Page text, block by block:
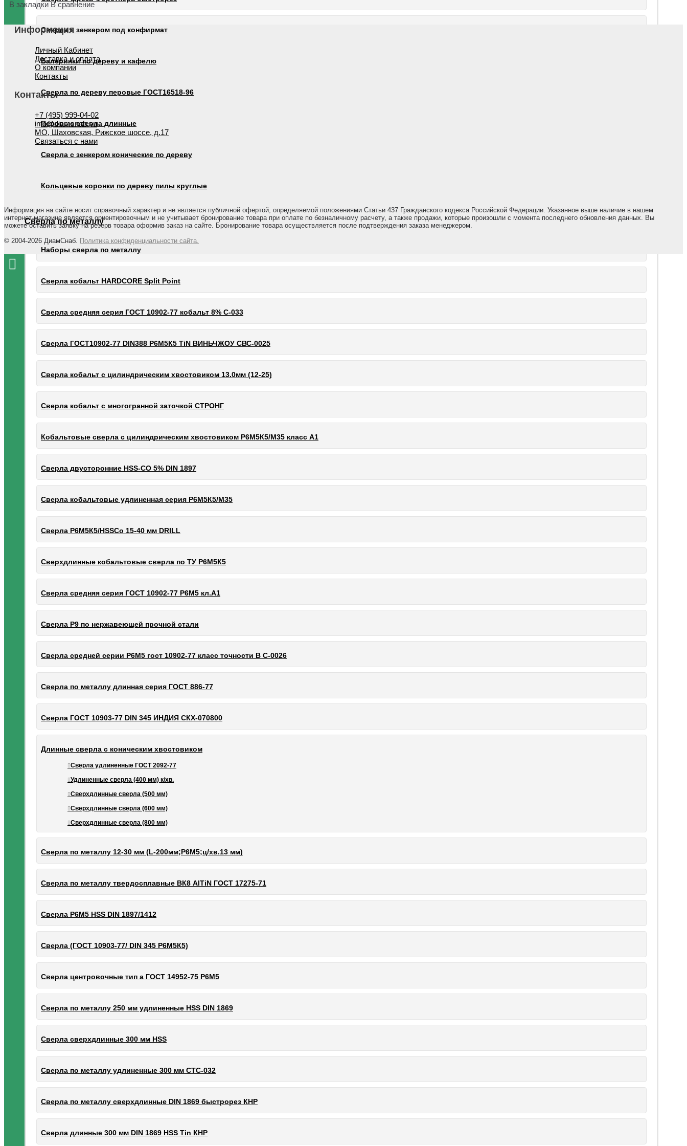
Сверла с зенкером под конфирмат
Балеринки по дереву и кафелю
Сверла по дереву перовые ГОСТ16518-96
Перовые сверла длинные
Сверла с зенкером конические по дереву
Кольцевые коронки по дереву пилы круглые
Сверла по металлу
Наборы сверла по металлу
Сверла кобальт HARDCORE Split Point
Сверла средняя серия ГОСТ 10902-77 кобальт 8% С-033
Сверла ГОСТ10902-77 DIN388 Р6М5К5 TiN ВИНЬЧЖОУ СВС-0025
Сверла кобальт с цилиндрическим хвостовиком 13.0мм (12-25)
Сверла кобальт с многогранной заточкой СТРОНГ
Кобальтовые сверла с цилиндрическим хвостовиком Р6М5К5/М35 класс А1
Сверла двусторонние HSS-CO 5% DIN 1897
Сверла кобальтовые удлиненная серия Р6М5К5/М35
Сверла Р6М5К5/HSSCo 15-40 мм DRILL
Сверхдлинные кобальтовые сверла по ТУ Р6М5К5
Сверла средняя серия ГОСТ 10902-77 Р6М5 кл.А1
Сверла Р9 по нержавеющей прочной стали
Сверла средней серии Р6М5 гост 10902-77 класс точности В С-0026
Сверла по металлу длинная серия ГОСТ 886-77
Сверла ГОСТ 10903-77 DIN 345 ИНДИЯ СКХ-070800
Длинные сверла с коническим хвостовиком
Сверла удлиненные ГОСТ 2092-77
Удлиненные сверла (400 мм) к/хв.
Сверхдлинные сверла (500 мм)
Сверхдлинные сверла (600 мм)
Сверхдлинные сверла (800 мм)
Сверла по металлу 12-30 мм (L-200мм;Р6М5;ц/хв.13 мм)
Сверла по металлу твердосплавные ВК8 AlTiN ГОСТ 17275-71
Сверла Р6М5 HSS DIN 1897/1412
Сверла (ГОСТ 10903-77/ DIN 345 Р6М5К5)
Сверла центровочные тип а ГОСТ 14952-75 Р6М5
Сверла по металлу 250 мм удлиненные HSS DIN 1869
Сверла сверхдлинные 300 мм HSS
Сверла по металлу удлиненные 300 мм СТС-032
Сверла по металлу сверхдлинные DIN 1869 быстрорез КНР
Сверла длинные 300 мм DIN 1869 HSS Tin КНР
В закладки В сравнение
Информация
Личный Кабинет
Доставка и оплата
О компании
Контакты
Контакты
+7 (495) 999-04-02
info@diamsnab.su
МО, Шаховская, Рижское шоссе, д.17
Связаться с нами
Информация на сайте носит справочный характер и не является публичной офертой, определяемой положениями Статьи 437 Гражданского кодекса Российской Федерации. Указанное выше наличие в нашем
интернет-магазине является ориентировочным и не учитывает бронирование товара при оплате по безналичному расчету, а также продажи, которые произошли с момента последнего обновления данных. Вы
можете оставить заявку на резерв товара оформив заказ на сайте. Бронирование товара осуществляется после подтверждения заказа менеджером.
© 2004-2026 ДиамСнаб. Политика конфиденциальности сайта.